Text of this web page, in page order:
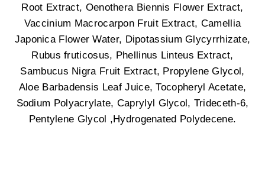
Root Extract, Oenothera Biennis Flower Extract,
Vaccinium Macrocarpon Fruit Extract, Camellia
Japonica Flower Water, Dipotassium Glycyrrhizate,
Rubus fruticosus, Phellinus Linteus Extract,
Sambucus Nigra Fruit Extract, Propylene Glycol,
Aloe Barbadensis Leaf Juice, Tocopheryl Acetate,
Sodium Polyacrylate, Caprylyl Glycol, Trideceth-6,
Pentylene Glycol ,Hydrogenated Polydecene.